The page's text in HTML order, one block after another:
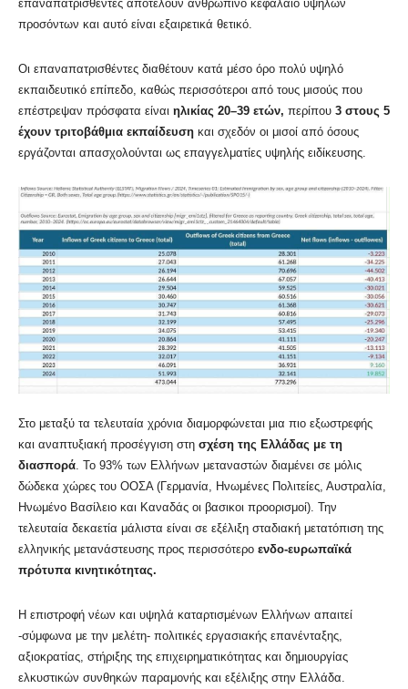
επαναπατρισθέντες αποτελούν ανθρώπινο κεφάλαιο υψηλών
προσόντων και αυτό είναι εξαιρετικά θετικό.
Οι επαναπατρισθέντες διαθέτουν κατά μέσο όρο πολύ υψηλό
εκπαιδευτικό επίπεδο, καθώς περισσότεροι από τους μισούς που
επέστρεψαν πρόσφατα είναι ηλικίας 20–39 ετών, περίπου 3 στους 5
έχουν τριτοβάθμια εκπαίδευση και σχεδόν οι μισοί από όσους
εργάζονται απασχολούνται ως επαγγελματίες υψηλής ειδίκευσης.
Στο μεταξύ τα τελευταία χρόνια διαμορφώνεται μια πιο εξωστρεφής
και αναπτυξιακή προσέγγιση στη σχέση της Ελλάδας με τη
διασπορά. Το 93% των Ελλήνων μεταναστών διαμένει σε μόλις
δώδεκα χώρες του ΟΟΣΑ (Γερμανία, Ηνωμένες Πολιτείες, Αυστραλία,
Ηνωμένο Βασίλειο και Καναδάς οι βασικοι προορισμοί). Την
τελευταία δεκαετία μάλιστα είναι σε εξέλιξη σταδιακή μετατόπιση της
ελληνικής μετανάστευσης προς περισσότερο ενδο-ευρωπαϊκά
πρότυπα κινητικότητας.
Η επιστροφή νέων και υψηλά καταρτισμένων Ελλήνων απαιτεί
-σύμφωνα με την μελέτη- πολιτικές εργασιακής επανένταξης,
αξιοκρατίας, στήριξης της επιχειρηματικότητας και δημιουργίας
ελκυστικών συνθηκών παραμονής και εξέλιξης στην Ελλάδα.